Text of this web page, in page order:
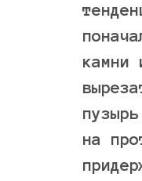
камни
на